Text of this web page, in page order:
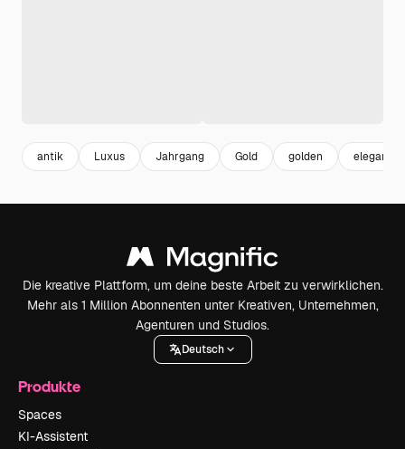
antik Luxus Jahrgang Gold golden elegant
Die kreative Plattform, um deine beste Arbeit zu verwirklichen.
Mehr als 1 Million Abonnenten unter Kreativen, Unternehmen,
Agenturen und Studios.
Deutsch
Produkte
Spaces
KI-Assistent